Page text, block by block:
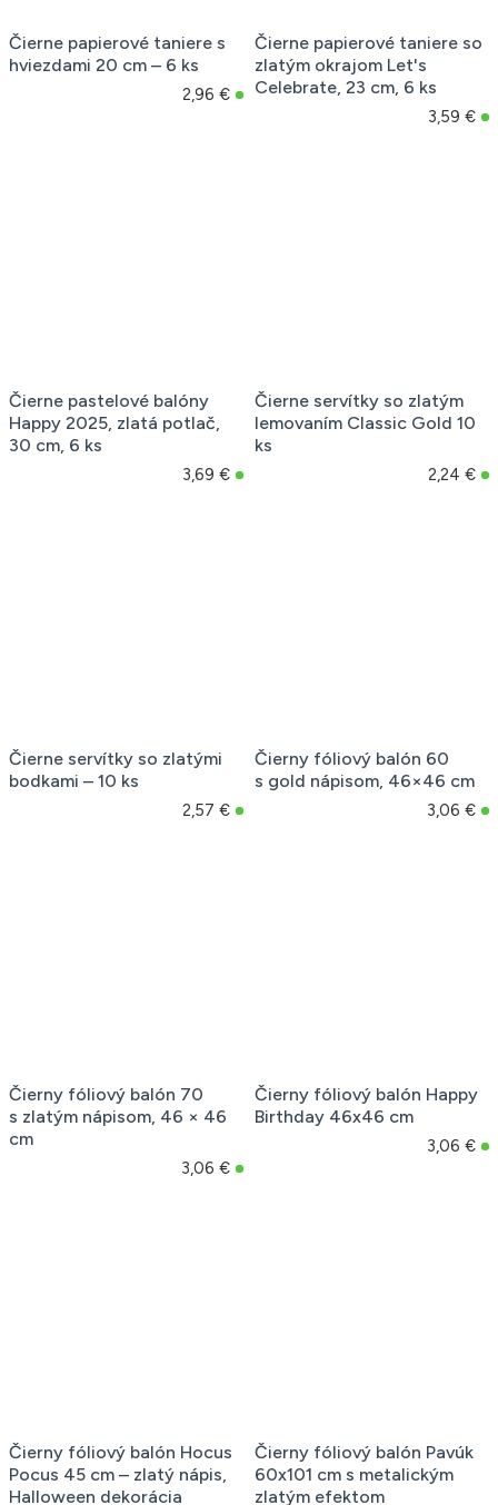
Čierne papierové taniere s
hviezdami 20 cm – 6 ks
2,96 €
Čierne papierové taniere so
zlatým okrajom Let's
Celebrate, 23 cm, 6 ks
3,59 €
Čierne pastelové balóny
Happy 2025, zlatá potlač,
30 cm, 6 ks
3,69 €
Čierne servítky so zlatým
lemovaním Classic Gold 10
ks
2,24 €
Čierne servítky so zlatými
bodkami – 10 ks
2,57 €
Čierny fóliový balón 60
s gold nápisom, 46×46 cm
3,06 €
Čierny fóliový balón 70
s zlatým nápisom, 46 × 46
cm
3,06 €
Čierny fóliový balón Happy
Birthday 46x46 cm
3,06 €
Čierny fóliový balón Hocus
Pocus 45 cm – zlatý nápis,
Halloween dekorácia
Čierny fóliový balón Pavúk
60x101 cm s metalickým
zlatým efektom